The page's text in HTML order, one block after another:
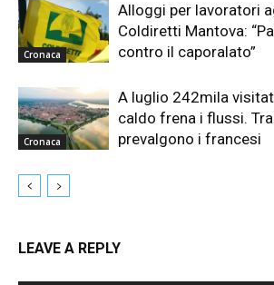
Cronaca
Alloggi per lavoratori
Coldiretti Mantova:
contro il caporalato”
Cronaca
A luglio 242mila
caldo frena i flussi.
prevalgono i francesi
LEAVE A REPLY